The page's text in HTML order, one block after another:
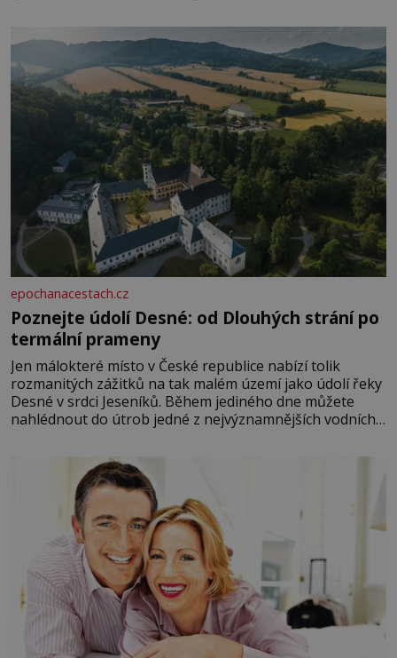
epochanacestach.cz
Poznejte údolí Desné: od Dlouhých strání po
termální prameny
Jen málokteré místo v České republice nabízí tolik
rozmanitých zážitků na tak malém území jako údolí řeky
Desné v srdci Jeseníků. Během jediného dne můžete
nahlédnout do útrob jedné z nejvýznamnějších vodních
se na koloběžce a den zakončit poznáváním památek ve
Velkých Losinách nebo v termálním